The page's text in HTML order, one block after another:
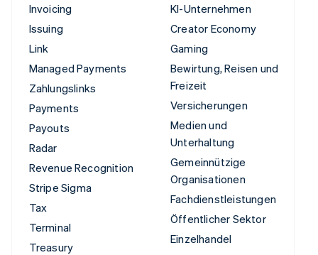
Invoicing
Issuing
Link
Managed Payments
Zahlungslinks
Payments
Payouts
Radar
Revenue Recognition
Stripe Sigma
Tax
Terminal
Treasury
KI-Unternehmen
Creator Economy
Gaming
Bewirtung, Reisen und
Freizeit
Versicherungen
Medien und
Unterhaltung
Gemeinnützige
Organisationen
Fachdienstleistungen
Öffentlicher Sektor
Einzelhandel